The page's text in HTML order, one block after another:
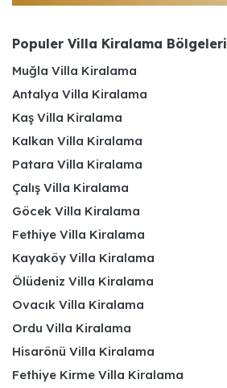
Populer Villa Kiralama Bölgeleri
Muğla Villa Kiralama
Antalya Villa Kiralama
Kaş Villa Kiralama
Kalkan Villa Kiralama
Patara Villa Kiralama
Çalış Villa Kiralama
Göcek Villa Kiralama
Fethiye Villa Kiralama
Kayaköy Villa Kiralama
Ölüdeniz Villa Kiralama
Ovacık Villa Kiralama
Ordu Villa Kiralama
Hisarönü Villa Kiralama
Fethiye Kirme Villa Kiralama